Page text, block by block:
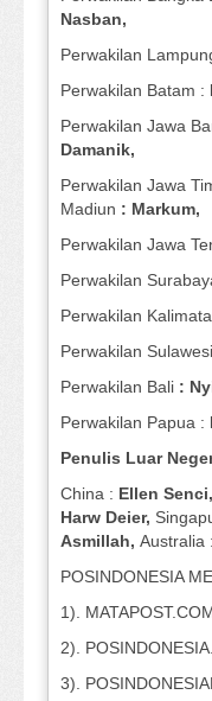
Nasban,
Perwakilan
Perwakilan Batam :
Perwakilan Jawa
Damanik,
Perwakilan Jawa
Madiun : Markum,
Perwakilan Jawa
Perwakilan
Perwakilan
Perwakilan
Perwakilan Bali :
Perwakilan Papua :
Penulis Luar
China : Ellen Senci,
Harw Deier,
Asmillah, Australia :
POSINDONESIA
1).
2).
3).